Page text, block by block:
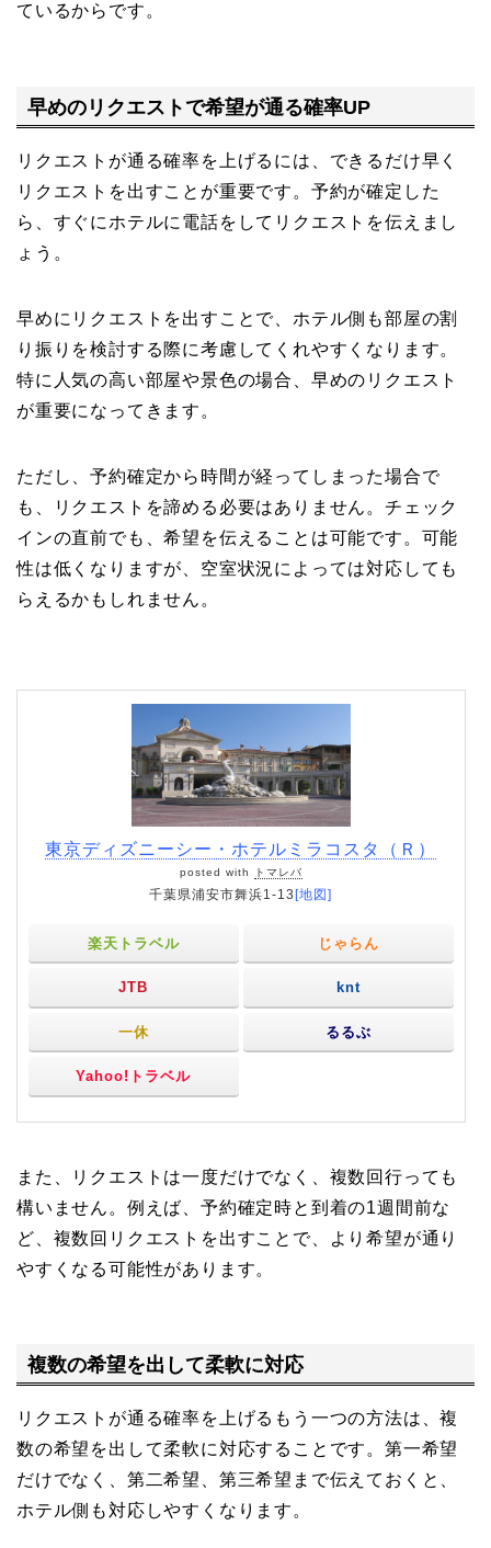
ているからです。
早めのリクエストで希望が通る確率UP
リクエストが通る確率を上げるには、できるだけ早く
リクエストを出すことが重要です。予約が確定した
ら、すぐにホテルに電話をしてリクエストを伝えまし
ょう。
早めにリクエストを出すことで、ホテル側も部屋の割
り振りを検討する際に考慮してくれやすくなります。
特に人気の高い部屋や景色の場合、早めのリクエスト
が重要になってきます。
ただし、予約確定から時間が経ってしまった場合で
も、リクエストを諦める必要はありません。チェック
インの直前でも、希望を伝えることは可能です。可能
性は低くなりますが、空室状況によっては対応しても
らえるかもしれません。
東京ディズニーシー・ホテルミラコスタ（Ｒ）
posted with トマレバ
千葉県浦安市舞浜1-13 [地図]
楽天トラベル じゃらん
JTB knt
一休 るるぶ
Yahoo!トラベル
また、リクエストは一度だけでなく、複数回行っても
構いません。例えば、予約確定時と到着の1週間前な
ど、複数回リクエストを出すことで、より希望が通り
やすくなる可能性があります。
複数の希望を出して柔軟に対応
リクエストが通る確率を上げるもう一つの方法は、複
数の希望を出して柔軟に対応することです。第一希望
だけでなく、第二希望、第三希望まで伝えておくと、
ホテル側も対応しやすくなります。